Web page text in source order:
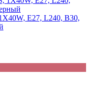
E27, L240, B30,